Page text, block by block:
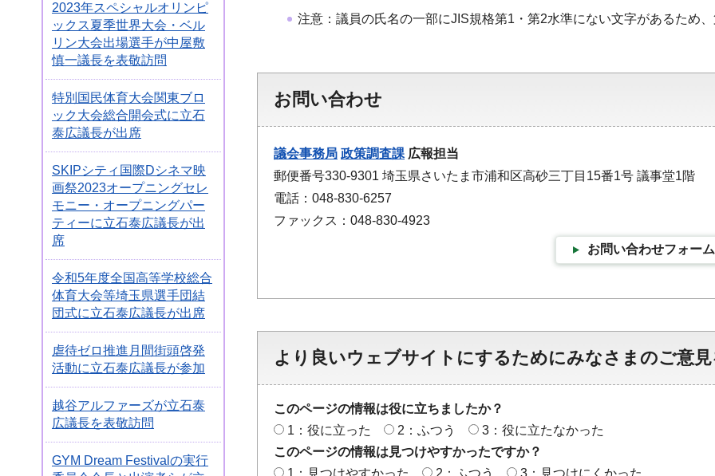
2023年スペシャルオリンピ
ックス夏季世界大会・ベル
リン大会出場選手が中屋敷
慎一議長を表敬訪問
特別国民体育大会関東ブロ
ック大会総合開会式に立石
泰広議長が出席
SKIPシティ国際Dシネマ映
画祭2023オープニングセレ
モニー・オープニングパー
ティーに立石泰広議長が出
席
令和5年度全国高等学校総合
体育大会等埼玉県選手団結
団式に立石泰広議長が出席
虐待ゼロ推進月間街頭啓発
活動に立石泰広議長が参加
越谷アルファーズが立石泰
広議長を表敬訪問
GYM Dream Festivalの実行
注意：議員の氏名の一部にJIS規格第1・第2水準にない文字があるため
お問い合わせ
議会事務局 政策調査課広報担当
郵便番号330-9301 埼玉県さいたま市浦和区高砂三丁目15番1号 議事堂1階
電話：048-830-6257
ファックス：048-830-4923
お問い合わせフォーム
より良いウェブサイトにするためにみなさまのご意
このページの情報は役に立ちましたか？
1：役に立った
2：ふつう
3：役に立たなかった
このページの情報は見つけやすかったですか？
1：見つけやすかった
2：ふつう 3：見つけにくかった